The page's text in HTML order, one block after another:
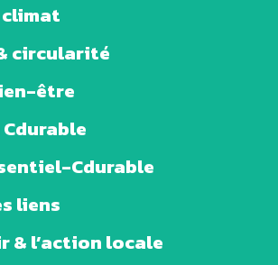
circularité
être
Cdurable
liens
& l’action locale